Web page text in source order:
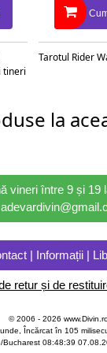
tineri
Tarotul Rider
la
vineri între 9 și 19
| Informații |
retur și de
© 2006 - 2026
Încărcat în 105
Bucharest 08:48:39